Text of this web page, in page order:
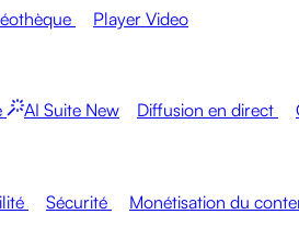
Player Video
AI Suite New Diffusion en direct
Sécurité Monétisation du